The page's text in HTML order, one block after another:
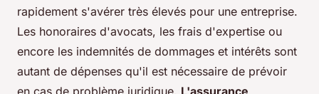
rapidement s'avérer très élevés pour une entreprise.
Les honoraires d'avocats, les frais d'expertise ou
encore les indemnités de dommages et intérêts sont
autant de dépenses qu'il est nécessaire de prévoir